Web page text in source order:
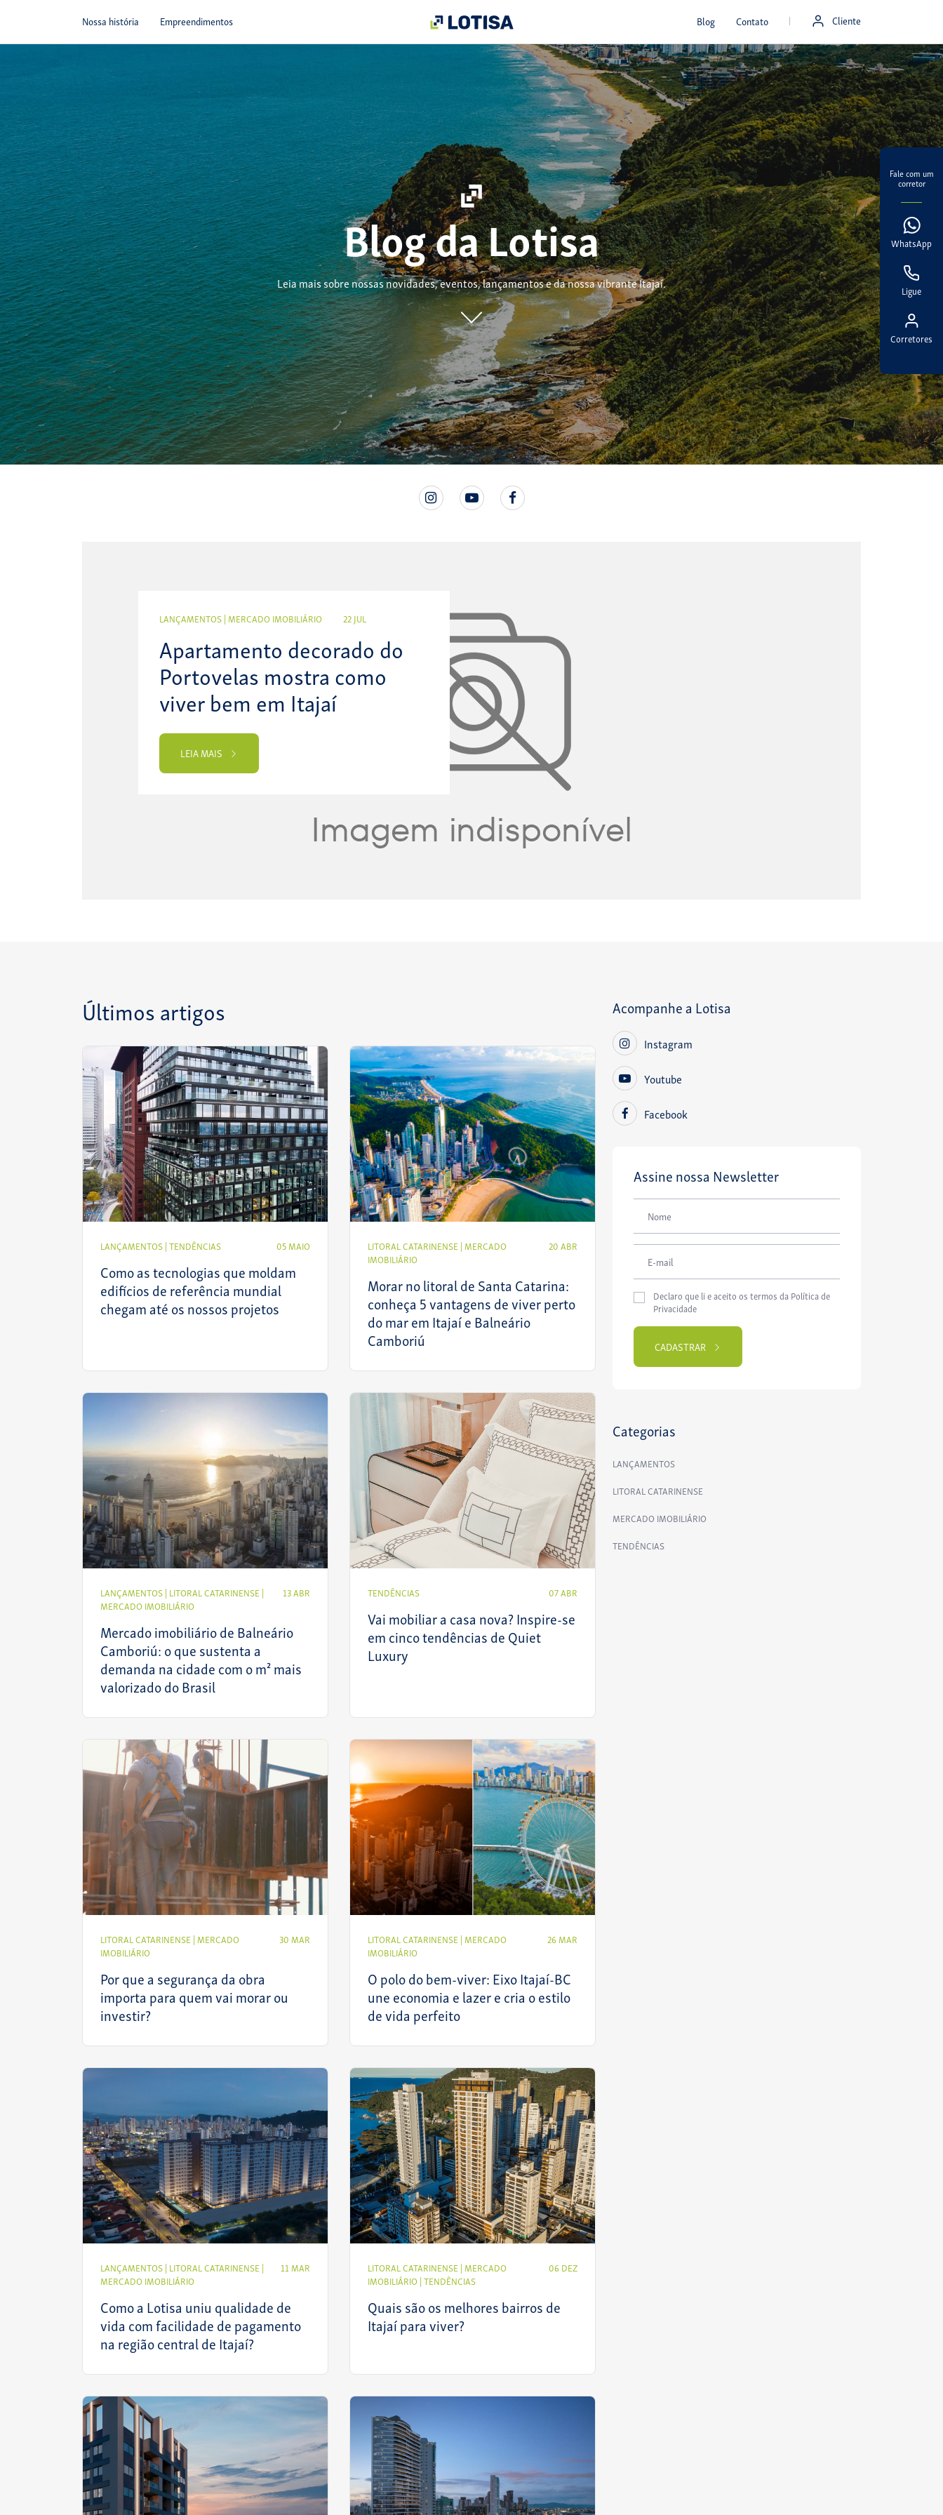
Nossa história Empreendimentos Blog Contato Cliente
Blog da Lotisa
Leia mais sobre nossas novidades, eventos, lançamentos e da nossa vibrante Itajaí.
LANÇAMENTOS | MERCADO IMOBILIÁRIO 22 JUL
Apartamento decorado do
Portovelas mostra como
viver bem em Itajaí
LEIA MAIS
Últimos artigos
LANÇAMENTOS | TENDÊNCIAS 05 MAIO
Como as tecnologias que moldam
edifícios de referência mundial
chegam até os nossos projetos
LITORAL CATARINENSE| MERCADO
IMOBILIÁRIO
20 ABR
Morar no litoral de Santa Catarina:
conheça 5 vantagens de viver perto
do mar em Itajaí e Balneário
Camboriú
LANÇAMENTOS | LITORAL CATARINENSE |
MERCADO IMOBILIÁRIO
13 ABR
Mercado imobiliário de Balneário
Camboriú: o que sustenta a
demanda na cidade com o m² mais
valorizado do Brasil
TENDÊNCIAS 07 ABR
Vai mobiliar a casa nova? Inspire-se
em cinco tendências de Quiet
Luxury
LITORAL CATARINENSE | MERCADO
IMOBILIÁRIO
30 MAR
Por que a segurança da obra
importa para quem vai morar ou
investir?
LITORAL CATARINENSE| MERCADO
IMOBILIÁRIO
26 MAR
O polo do bem-viver: Eixo Itajaí-BC
une economia e lazer e cria o estilo
de vida perfeito
LANÇAMENTOS | LITORAL CATARINENSE |
MERCADO IMOBILIÁRIO
11 MAR
Como a Lotisa uniu qualidade de
vida com facilidade de pagamento
na região central de Itajaí?
LITORAL CATARINENSE| MERCADO
IMOBILIÁRIO| TENDÊNCIAS
06 DEZ
Quais são os melhores bairros de
Itajaí para viver?
Acompanhe a Lotisa
Instagram
Youtube
Facebook
Assine nossa Newsletter
Declaro que li e aceito os termos da Política de
Privacidade
CADASTRAR
field
empty.
Categorias
LANÇAMENTOS
LITORAL CATARINENSE
MERCADO IMOBILIÁRIO
TENDÊNCIAS
Fale com um
corretor
WhatsApp
Ligue
Corretores